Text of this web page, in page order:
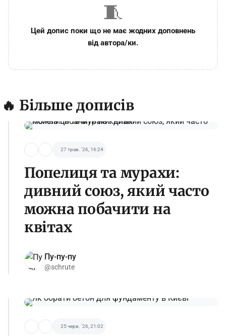
🧵
Цей допис поки що не має жодних доповнень
від автора/ки.
🔥 Більше дописів
27 трав. '26, 16:24
Попелиця та мурахи:
дивний союз, який часто
можна побачити на
квітах
Пу-пу-пу
@schrute
25 черв. '26, 21:02